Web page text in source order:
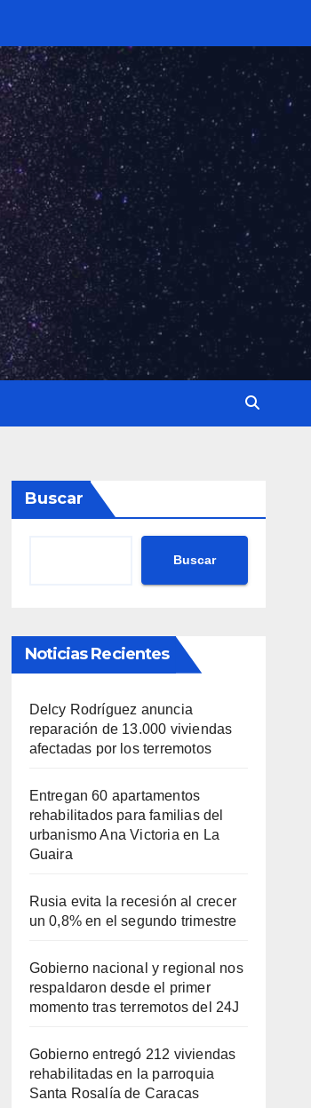
Buscar
Buscar
Noticias Recientes
Delcy Rodríguez anuncia
reparación de 13.000 viviendas
afectadas por los terremotos
Entregan 60 apartamentos
rehabilitados para familias del
urbanismo Ana Victoria en La
Guaira
Rusia evita la recesión al crecer
un 0,8% en el segundo trimestre
Gobierno nacional y regional nos
respaldaron desde el primer
momento tras terremotos del 24J
Gobierno entregó 212 viviendas
rehabilitadas en la parroquia
Santa Rosalía de Caracas